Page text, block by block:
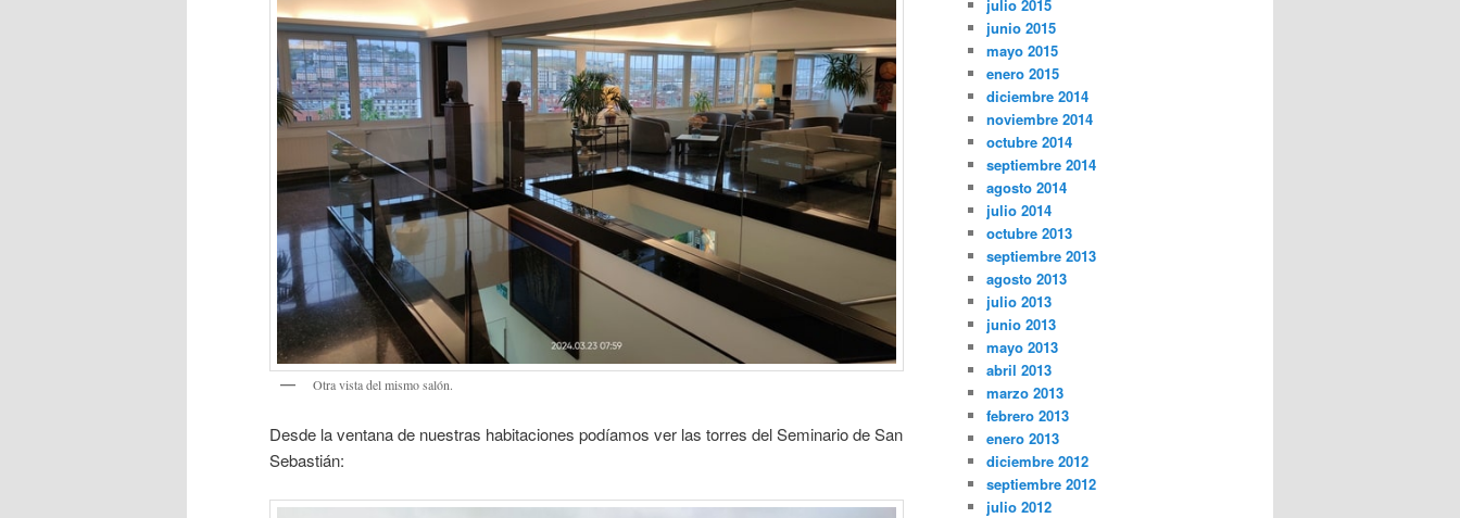
Otra vista del mismo salón.
Desde la ventana de nuestras habitaciones podíamos ver las torres del Seminario de San
Sebastián:
julio 2015
junio 2015
mayo 2015
enero 2015
diciembre 2014
noviembre 2014
octubre 2014
septiembre 2014
agosto 2014
julio 2014
octubre 2013
septiembre 2013
agosto 2013
julio 2013
junio 2013
mayo 2013
abril 2013
marzo 2013
febrero 2013
enero 2013
diciembre 2012
septiembre 2012
julio 2012